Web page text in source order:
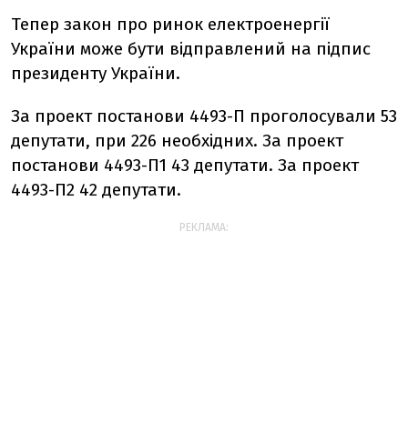
Тепер закон про ринок електроенергії
України може бути відправлений на підпис
президенту України.
За проект постанови 4493-П проголосували 53
депутати, при 226 необхідних. За проект
постанови 4493-П1 43 депутати. За проект
4493-П2 42 депутати.
РЕКЛАМА: